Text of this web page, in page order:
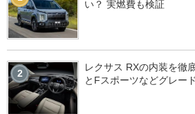
い？ 実燃費も検証
2
レクサス RXの内装を徹
とFスポーツなどグレー